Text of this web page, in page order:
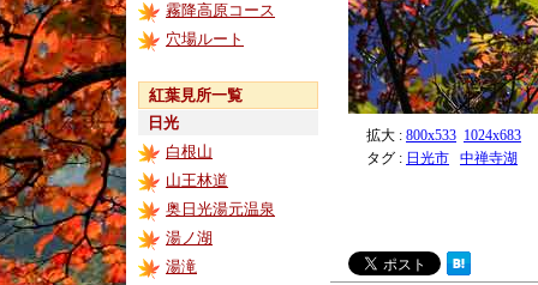
霧降高原コース
穴場ルート
紅葉見所一覧
日光
白根山
山王林道
奥日光湯元温泉
湯ノ湖
湯滝
拡大 : 800x533 1024x683
タグ : 日光市 中禅寺湖